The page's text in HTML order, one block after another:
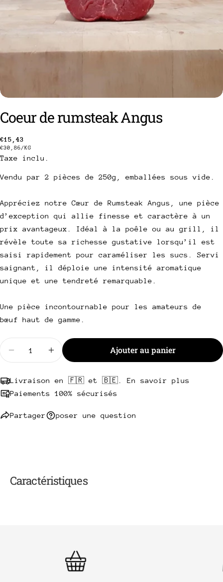
Coeur de rumsteak Angus
Prix
habituel
€15,43
PRIX
UNITAIRE
€30,86/PAR
KG
Taxe inclu.
Vendu par 2 pièces de 250g, emballées sous vide.
Appréciez notre Cœur de Rumsteak Angus, une pièce
d’exception qui allie finesse et caractère à un
prix avantageux. Idéal à la poêle ou au grill, il
révèle toute sa richesse gustative lorsqu’il est
saisi rapidement pour caraméliser les sucs. Servi
saignant, il déploie une intensité aromatique
unique et une tendreté remarquable.
Une pièce incontournable pour les amateurs de
bœuf haut de gamme.
Diminuer la quantité pour Coeur de rumsteak
Augmenter la quantité pour Coeur de
Ajouter au panier
Livraison en 🇫🇷 et 🇧🇪. En savoir plus
Paiements 100% sécurisés
Partager
Partager ce produit
Partager
Partager
Facebook
PartagerÉpingler
Pinterest
poser une question
poser une question
nom
Votre
email
téléphone
message
Les champs marqués * sont obligatoires.
Envoyer une question
Caractéristiques